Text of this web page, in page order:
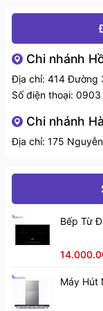
vệ và tăng tuổi
Các thông số và
Kích thước
Điều khiển
Công suất
Chi nhánh
Địa chỉ: 414 Đường
Số điện thoại: 0903
Chi nhánh
Địa chỉ: 175
Bếp Từ
Máy Hút